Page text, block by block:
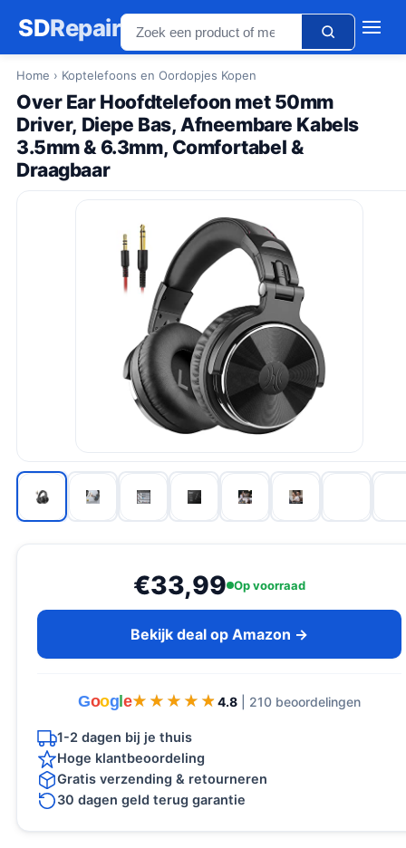
SDRepair
Home › Koptelefoons en Oordopjes Kopen
Over Ear Hoofdtelefoon met 50mm
Driver, Diepe Bas, Afneembare Kabels
3.5mm & 6.3mm, Comfortabel &
Draagbaar
€33,99 Op voorraad
Bekijk deal op Amazon →
Goog e★★★★★
★★★★★ 4.8 | 210 beoordelingen
1-2 dagen bij je thuis
Hoge klantbeoordeling
Gratis verzending & retourneren
30 dagen geld terug garantie